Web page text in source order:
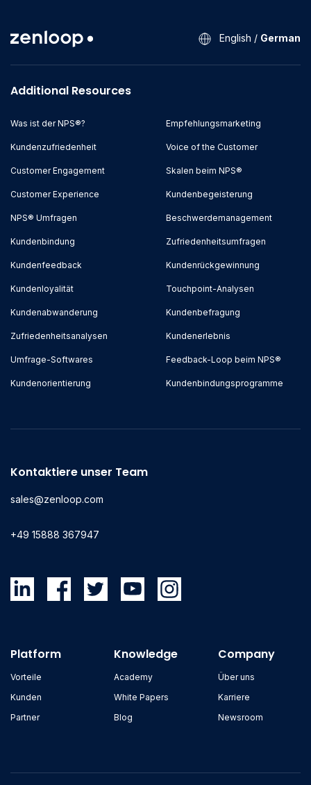
English / German
Additional Resources
Was ist der NPS®?
Kundenzufriedenheit
Customer Engagement
Customer Experience
NPS® Umfragen
Kundenbindung
Empfehlungsmarketing
Voice of the Customer
Skalen beim NPS®
Kundenbegeisterung
Beschwerdemanagement
Zufriedenheitsumfragen
Kundenfeedback
Kundenloyalität
Kundenabwanderung
Zufriedenheitsanalysen
Umfrage-Softwares
Kundenorientierung
Kundenrückgewinnung
Touchpoint-Analysen
Kundenbefragung
Kundenerlebnis
Feedback-Loop beim NPS®
Kundenbindungsprogramme
Kontaktiere unser Team
sales@zenloop.com
+49 15888 367947
Platform
Vorteile
Kunden
Partner
Knowledge
Academy
White Papers
Blog
Company
Über uns
Karriere
Newsroom